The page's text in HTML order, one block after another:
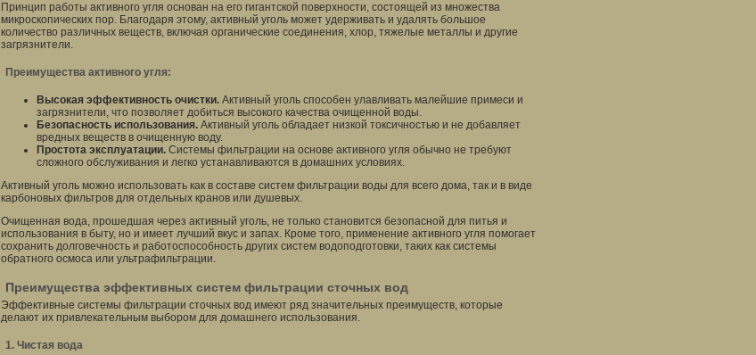
Принцип работы активного угля основан на его гигантской поверхности, состоящей из множества
микроскопических пор. Благодаря этому, активный уголь может удерживать и удалять большое
количество различных веществ, включая органические соединения, хлор, тяжелые металлы и другие
загрязнители.
Преимущества активного угля:
Высокая эффективность очистки. Активный уголь способен улавливать малейшие примеси и
загрязнители, что позволяет добиться высокого качества очищенной воды.
Безопасность использования. Активный уголь обладает низкой токсичностью и не добавляет
вредных веществ в очищенную воду.
Простота эксплуатации. Системы фильтрации на основе активного угля обычно не требуют
сложного обслуживания и легко устанавливаются в домашних условиях.
Активный уголь можно использовать как в составе систем фильтрации воды для всего дома, так и в виде
карбоновых фильтров для отдельных кранов или душевых.
Очищенная вода, прошедшая через активный уголь, не только становится безопасной для питья и
использования в быту, но и имеет лучший вкус и запах. Кроме того, применение активного угля помогает
сохранить долговечность и работоспособность других систем водоподготовки, таких как системы
обратного осмоса или ультрафильтрации.
Преимущества эффективных систем фильтрации сточных вод
Эффективные системы фильтрации сточных вод имеют ряд значительных преимуществ, которые
делают их привлекательным выбором для домашнего использования.
1. Чистая вода